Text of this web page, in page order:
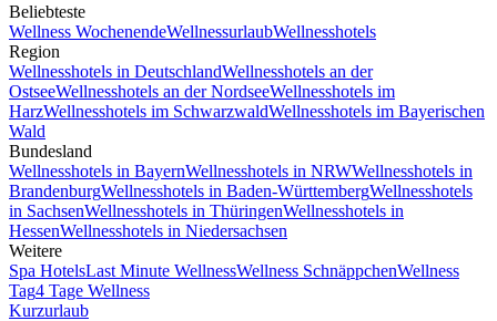
Beliebteste
Wellness WochenendeWellnessurlaubWellnesshotels
Region
Wellnesshotels in DeutschlandWellnesshotels an der
OstseeWellnesshotels an der NordseeWellnesshotels im
HarzWellnesshotels im SchwarzwaldWellnesshotels im Bayerischen
Wald
Bundesland
Wellnesshotels in BayernWellnesshotels in NRWWellnesshotels in
BrandenburgWellnesshotels in Baden-WürttembergWellnesshotels
in SachsenWellnesshotels in ThüringenWellnesshotels in
HessenWellnesshotels in Niedersachsen
Weitere
Spa HotelsLast Minute WellnessWellness SchnäppchenWellness
Tag4 Tage Wellness
Kurzurlaub